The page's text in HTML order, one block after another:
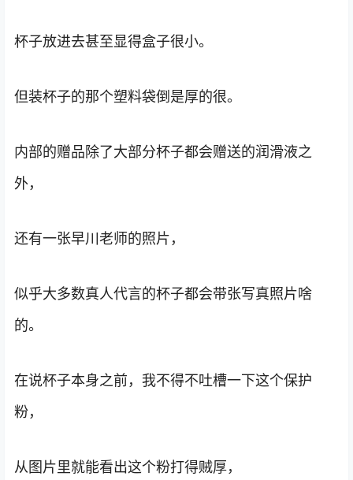
杯子放进去甚至显得盒子很小。
但装杯子的那个塑料袋倒是厚的很。
内部的赠品除了大部分杯子都会赠送的润滑液之
外，
还有一张早川老师的照片，
似乎大多数真人代言的杯子都会带张写真照片啥
的。
在说杯子本身之前，我不得不吐槽一下这个保护
粉，
从图片里就能看出这个粉打得贼厚，